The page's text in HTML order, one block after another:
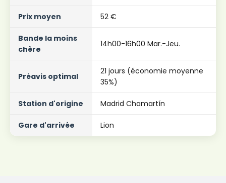
Prix ​​moyen 52 €
Bande la moins
chère
14h00-16h00 Mar.-Jeu.
Préavis optimal
21 jours (économie moyenne
35%)
Station d'origine Madrid Chamartín
Gare d'arrivée Lion